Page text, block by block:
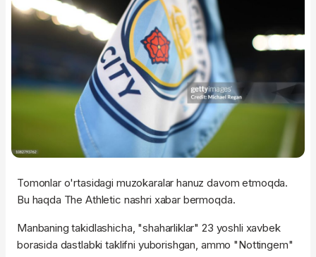
Tomonlar o'rtasidagi muzokaralar hanuz davom etmoqda.
Bu haqda The Athletic nashri xabar bermoqda.
Manbaning takidlashicha, "shaharliklar" 23 yoshli xavbek
borasida dastlabki taklifni yuborishgan, ammo "Nottingem"